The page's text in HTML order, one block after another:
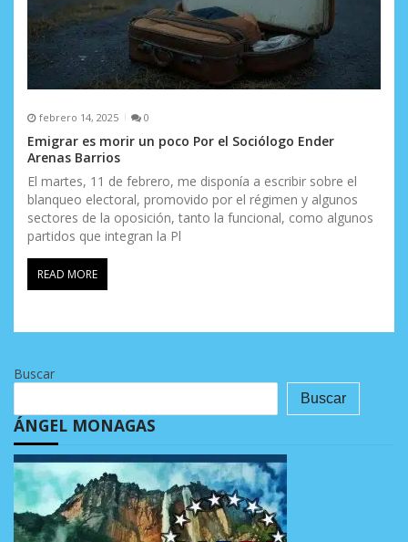
febrero 14, 2025 0
Emigrar es morir un poco Por el Sociólogo Ender
Arenas Barrios
El martes, 11 de febrero, me disponía a escribir sobre el
blanqueo electoral, promovido por el régimen y algunos
sectores de la oposición, tanto la funcional, como algunos
partidos que integran la Pl
READ MORE
Buscar
Buscar
ÁNGEL MONAGAS